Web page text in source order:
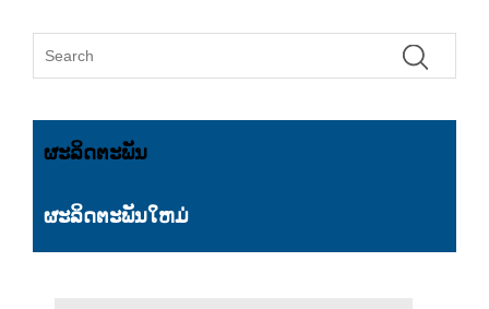
ຜະລິດຕະພັນ
ຜະລິດຕະພັນໃຫມ່